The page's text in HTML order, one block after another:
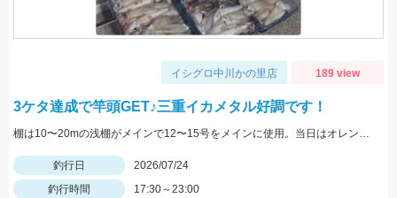
イシグロ中川かの里店 189 view
3ケタ達成で竿頭GET♪三重イカメタル好調です！
棚は10〜20mの浅棚がメインで12〜15号をメインに使用。当日はオレンジゼブラ系がよく当たっていました。オススメのドロッパーは、がまかつスピードメタルエギドロッパーシリーズ。
釣行日
2026/07/24
釣行時間
17:30～23:00